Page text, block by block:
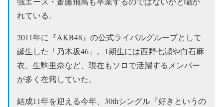
れている。
2011年に『AKB48』の公式ライバルグループとして
誕生した「乃木坂46」。1期生には西野七瀬や白石麻
衣、生駒里奈など、現在もソロで活躍するメンバー
が多く在籍していた。
結成11年を迎える今年、30thシングル『好きというの